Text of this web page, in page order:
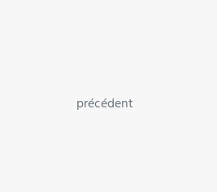
Navigation
précédent